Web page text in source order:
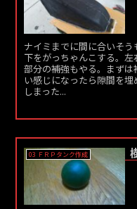
ナイミまでに間に合いそ
下をがっちゃんこする。
部分の補強もやる。まず
い感じになったら隙間を
しまった...
03 ＦＲＰタンク作成